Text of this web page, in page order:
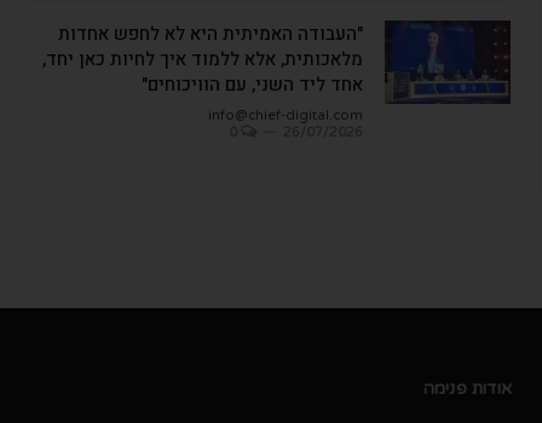
"העבודה האמיתית היא לא לחפש אחדות
מלאכותית, אלא ללמוד איך לחיות כאן יחד,
אחד ליד השני, עם הוויכוחים"
info@chief-digital.com
אודות פנימה